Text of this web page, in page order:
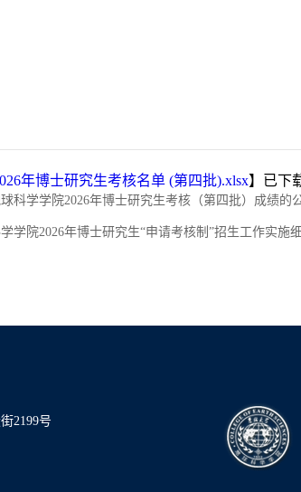
年博士研究生考核名单 (第四批).xlsx】已下
科学学院2026年博士研究生考核（第四批）成绩的
学院2026年博士研究生“申请考核制”招生工作实施
2199号